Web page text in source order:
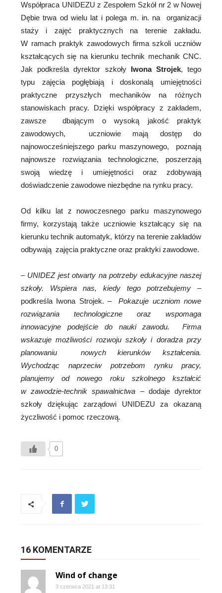
Współpraca UNIDEZU z Zespołem Szkół nr 2 w Nowej
Dębie trwa od wielu lat i polega m. in. na organizacji
staży i zajęć praktycznych na terenie zakładu.
W ramach praktyk zawodowych firma szkoli uczniów
kształcących się na kierunku technik mechanik CNC.
Jak podkreśla dyrektor szkoły Iwona Strojek, tego
typu zajęcia pogłębiają i doskonalą umiejętności
praktyczne przyszłych mechaników na różnych
stanowiskach pracy. Dzięki współpracy z zakładem,
zawsze dbającym o wysoką jakość praktyk
zawodowych, uczniowie mają dostęp do
najnowocześniejszego parku maszynowego, poznają
najnowsze rozwiązania technologiczne, poszerzają
swoją wiedzę i umiejętności oraz zdobywają
doświadczenie zawodowe niezbędne na rynku pracy.
Od kilku lat z nowoczesnego parku maszynowego
firmy, korzystają także uczniowie kształcący się na
kierunku technik automatyk, którzy na terenie zakładów
odbywają zajęcia praktyczne oraz praktyki zawodowe.
– UNIDEZ jest otwarty na potrzeby edukacyjne naszej
szkoły. Wspiera nas, kiedy tego potrzebujemy –
podkreśla Iwona Strojek. –Pokazuje uczniom nowe
rozwiązania technologiczne oraz wspomaga
innowacyjne podejście do nauki zawodu. Firma
wskazuje możliwości rozwoju szkoły i doradza przy
planowaniu nowych kierunków kształcenia.
Wychodząc naprzeciw potrzebom rynku pracy,
planujemy od nowego roku szkolnego kształcić
w zawodzie-technik spawalnictwa – dodaje dyrektor
szkoły dziękując zarządowi UNIDEZU za okazaną
życzliwość i pomoc rzeczową.
0
16 KOMENTARZE
Wind of change
3 czerwca 2021 at 13:31